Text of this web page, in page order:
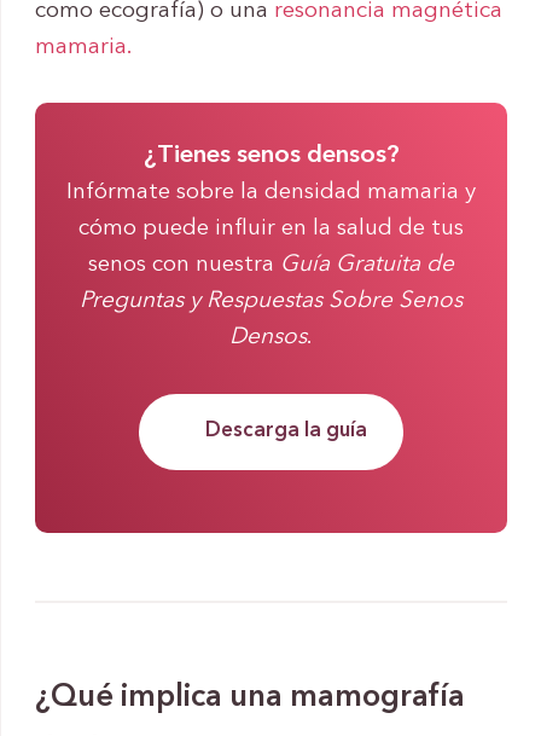
como ecografía) o una resonancia magnética
mamaria.
¿Tienes senos densos?
Infórmate sobre la densidad mamaria y
cómo puede influir en la salud de tus
senos con nuestra Guía Gratuita de
Preguntas y Respuestas Sobre Senos
Densos.
Descarga la guía
¿Qué implica una mamografía